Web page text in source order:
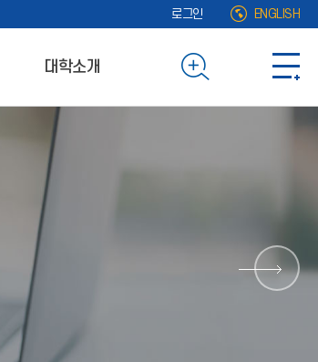
로그인 ENGLISH
대학소개